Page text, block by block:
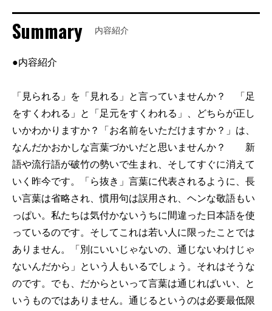
Summary 内容紹介
●内容紹介
「見られる」を「見れる」と言っていませんか？ 「足
をすくわれる」と「足元をすくわれる」、どちらが正し
いかわかりますか？「お名前をいただけますか？」は、
なんだかおかしな言葉づかいだと思いませんか？ 新
語や流行語が破竹の勢いで生まれ、そしてすぐに消えて
いく昨今です。「ら抜き」言葉に代表されるように、長
い言葉は省略され、慣用句は誤用され、ヘンな敬語もい
っぱい。私たちは気付かないうちに間違った日本語を使
っているのです。そしてこれは若い人に限ったことでは
ありません。「別にいいじゃないの、通じないわけじゃ
ないんだから」という人もいるでしょう。それはそうな
のです。でも、だからといって言葉は通じればいい、と
いうものではありません。通じるというのは必要最低限